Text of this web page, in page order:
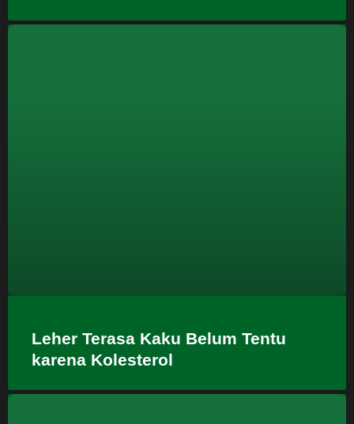
Leher Terasa Kaku Belum Tentu
karena Kolesterol